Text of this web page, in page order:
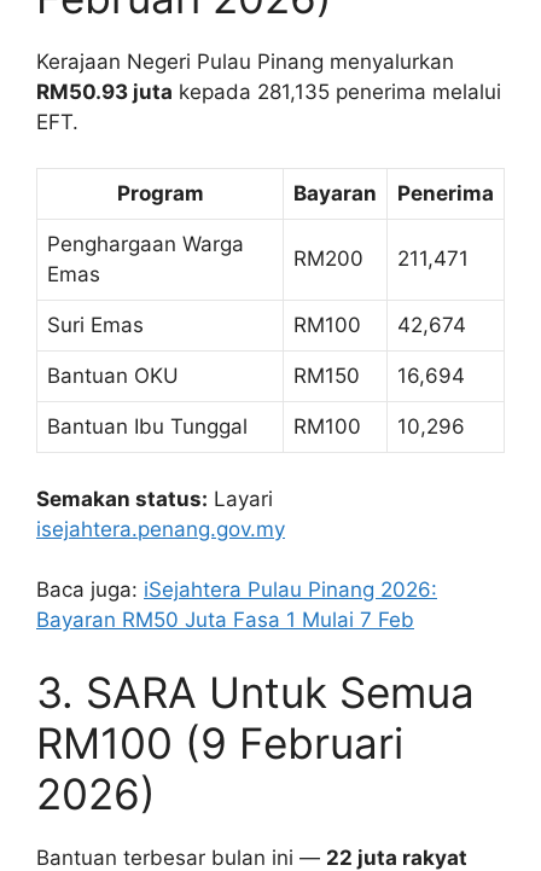
Kerajaan Negeri Pulau Pinang menyalurkan
RM50.93 juta kepada 281,135 penerima melalui
EFT.
Program Bayaran Penerima
Penghargaan Warga
Emas
RM200 211,471
Suri Emas RM100 42,674
Bantuan OKU RM150 16,694
Bantuan Ibu Tunggal RM100 10,296
Semakan status: Layari
isejahtera.penang.gov.my
Baca juga: iSejahtera Pulau Pinang 2026:
Bayaran RM50 Juta Fasa 1 Mulai 7 Feb
3. SARA Untuk Semua
RM100 (9 Februari
2026)
Bantuan terbesar bulan ini — 22 juta rakyat